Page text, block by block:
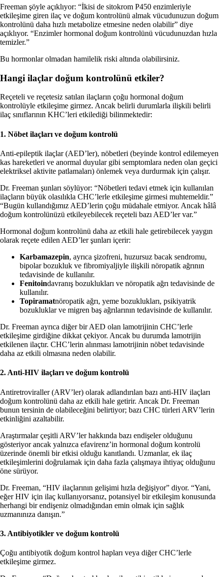
Freeman şöyle açıklıyor: “İkisi de sitokrom P450 enzimleriyle
etkileşime giren ilaç ve doğum kontrolünü almak vücudunuzun doğum
kontrolünü daha hızlı metabolize etmesine neden olabilir” diye
açıklıyor. “Enzimler hormonal doğum kontrolünü vücudunuzdan hızla
temizler.”
Bu hormonlar olmadan hamilelik riski altında olabilirsiniz.
Hangi ilaçlar doğum kontrolünü etkiler?
Reçeteli ve reçetesiz satılan ilaçların çoğu hormonal doğum
kontrolüyle etkileşime girmez. Ancak belirli durumlarla ilişkili belirli
ilaç sınıflarının KHC’leri etkilediği bilinmektedir:
1. Nöbet ilaçları ve doğum kontrolü
Anti-epileptik ilaçlar (AED’ler), nöbetleri (beyinde kontrol edilemeyen
kas hareketleri ve anormal duyular gibi semptomlara neden olan geçici
elektriksel aktivite patlamaları) önlemek veya durdurmak için çalışır.
Dr. Freeman şunları söylüyor: “Nöbetleri tedavi etmek için kullanılan
ilaçların büyük olasılıkla CHC’lerle etkileşime girmesi muhtemeldir.”
“Bugün kullandığımız AED’lerin çoğu müdahale etmiyor. Ancak hâlâ
doğum kontrolünüzü etkileyebilecek reçeteli bazı AED’ler var.”
Hormonal doğum kontrolünü daha az etkili hale getirebilecek yaygın
olarak reçete edilen AED’ler şunları içerir:
Karbamazepin, ayrıca şizofreni, huzursuz bacak sendromu,
bipolar bozukluk ve fibromiyaljiyle ilişkili nöropatik ağrının
tedavisinde de kullanılır.
Fenitoindavranış bozuklukları ve nöropatik ağrı tedavisinde de
kullanılır.
Topiramatnöropatik ağrı, yeme bozuklukları, psikiyatrik
bozukluklar ve migren baş ağrılarının tedavisinde de kullanılır.
Dr. Freeman ayrıca diğer bir AED olan lamotrijinin CHC’lerle
etkileşime girdiğine dikkat çekiyor. Ancak bu durumda lamotrijin
etkilenen ilaçtır. CHC’lerin alınması lamotrijinin nöbet tedavisinde
daha az etkili olmasına neden olabilir.
2. Anti-HIV ilaçları ve doğum kontrolü
Antiretroviraller (ARV’ler) olarak adlandırılan bazı anti-HIV ilaçları
doğum kontrolünü daha az etkili hale getirir. Ancak Dr. Freeman
bunun tersinin de olabileceğini belirtiyor; bazı CHC türleri ARV’lerin
etkinliğini azaltabilir.
Araştırmalar çeşitli ARV’ler hakkında bazı endişeler olduğunu
gösteriyor ancak yalnızca efavirenz’in hormonal doğum kontrolü
üzerinde önemli bir etkisi olduğu kanıtlandı. Uzmanlar, ek ilaç
etkileşimlerini doğrulamak için daha fazla çalışmaya ihtiyaç olduğunu
öne sürüyor.
Dr. Freeman, “HIV ilaçlarının gelişimi hızla değişiyor” diyor. “Yani,
eğer HIV için ilaç kullanıyorsanız, potansiyel bir etkileşim konusunda
herhangi bir endişeniz olmadığından emin olmak için sağlık
uzmanınıza danışın.”
3. Antibiyotikler ve doğum kontrolü
Çoğu antibiyotik doğum kontrol hapları veya diğer CHC’lerle
etkileşime girmez.